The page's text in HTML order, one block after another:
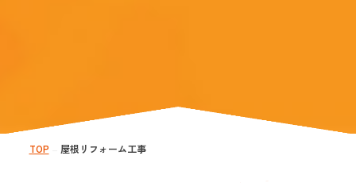
TOP 屋根リフォーム工事